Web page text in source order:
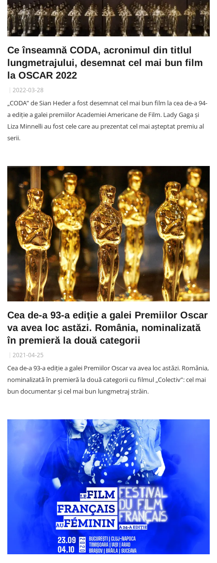
Ce înseamnă CODA, acronimul din titlul
lungmetrajului, desemnat cel mai bun film
la OSCAR 2022
2022-03-28
„CODA” de Sian Heder a fost desemnat cel mai bun film la cea de-a 94-
a ediţie a galei premiilor Academiei Americane de Film. Lady Gaga şi
Liza Minnelli au fost cele care au prezentat cel mai aşteptat premiu al
serii.
Cea de-a 93-a ediţie a galei Premiilor Oscar
va avea loc astăzi. România, nominalizată
în premieră la două categorii
2021-04-25
Cea de-a 93-a ediţie a galei Premiilor Oscar va avea loc astăzi. România,
nominalizată în premieră la două categorii cu filmul „Colectiv”: cel mai
bun documentar și cel mai bun lungmetraj străin.